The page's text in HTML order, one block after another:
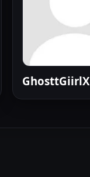
GhosttGiirlX